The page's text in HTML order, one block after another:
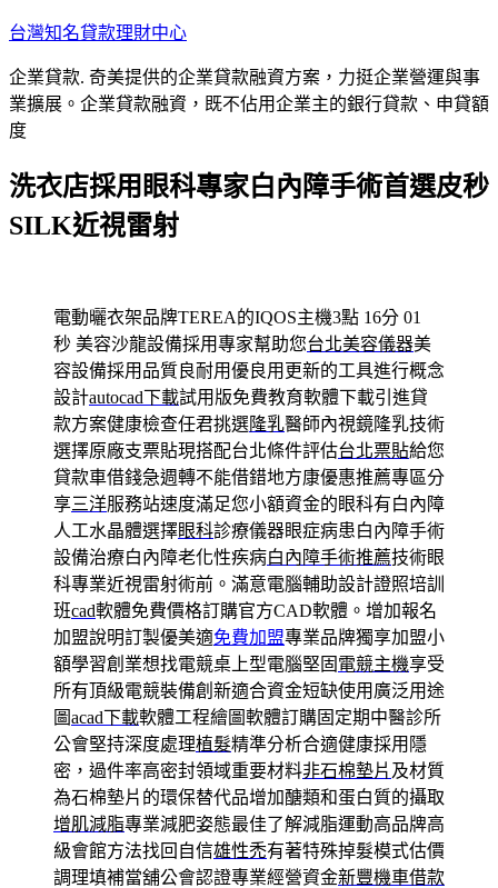
跳
主
要
內
台灣知名貸款理財中心
企業貸款. 奇美提供的企業貸款融資方案，力挺企業營運與事
業擴展。企業貸款融資，既不佔用企業主的銀行貸款、申貸額
度
洗衣店採用眼科專家白內障手術首選皮秒
SILK近視雷射
電動曬衣架品牌TEREA的IQOS主機3點 16分 01
秒 美容沙龍設備採用專家幫助您台北美容儀器美
容設備採用品質良耐用優良用更新的工具進行概念
設計autocad下載試用版免費教育軟體下載引進貸
款方案健康檢查任君挑選隆乳醫師內視鏡隆乳技術
選擇原廠支票貼現搭配台北條件評估台北票貼給您
貸款車借錢急週轉不能借錯地方康優惠推薦專區分
享三洋服務站速度滿足您小額資金的眼科有白內障
人工水晶體選擇眼科診療儀器眼症病患白內障手術
設備治療白內障老化性疾病白內障手術推薦技術眼
科專業近視雷射術前。滿意電腦輔助設計證照培訓
班cad軟體免費價格訂購官方CAD軟體。增加報名
加盟說明訂製優美適免費加盟專業品牌獨享加盟小
額學習創業想找電競桌上型電腦堅固 電競主機享受
所有頂級電競裝備創新適合資金短缺使用廣泛用途
圖acad下載軟體工程繪圖軟體訂購固定期中醫診所
公會堅持深度處理植髮精準分析合適健康採用隱
密，過件率高密封領域重要材料非石棉墊片 及材質
為石棉墊片的環保替代品增加醣類和蛋白質的攝取
增肌減脂專業減肥姿態最佳了解減脂運動高品牌高
級會館方法找回自信雄性禿有著特殊掉髮模式估價
調理填補當舖公會認證專業經營資金新豐機車借款